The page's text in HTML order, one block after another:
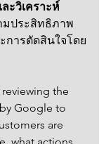
ะวิเคราะห์
มประสิทธิภาพ
ารตัดสินใจโดย
reviewing the
Google to
are